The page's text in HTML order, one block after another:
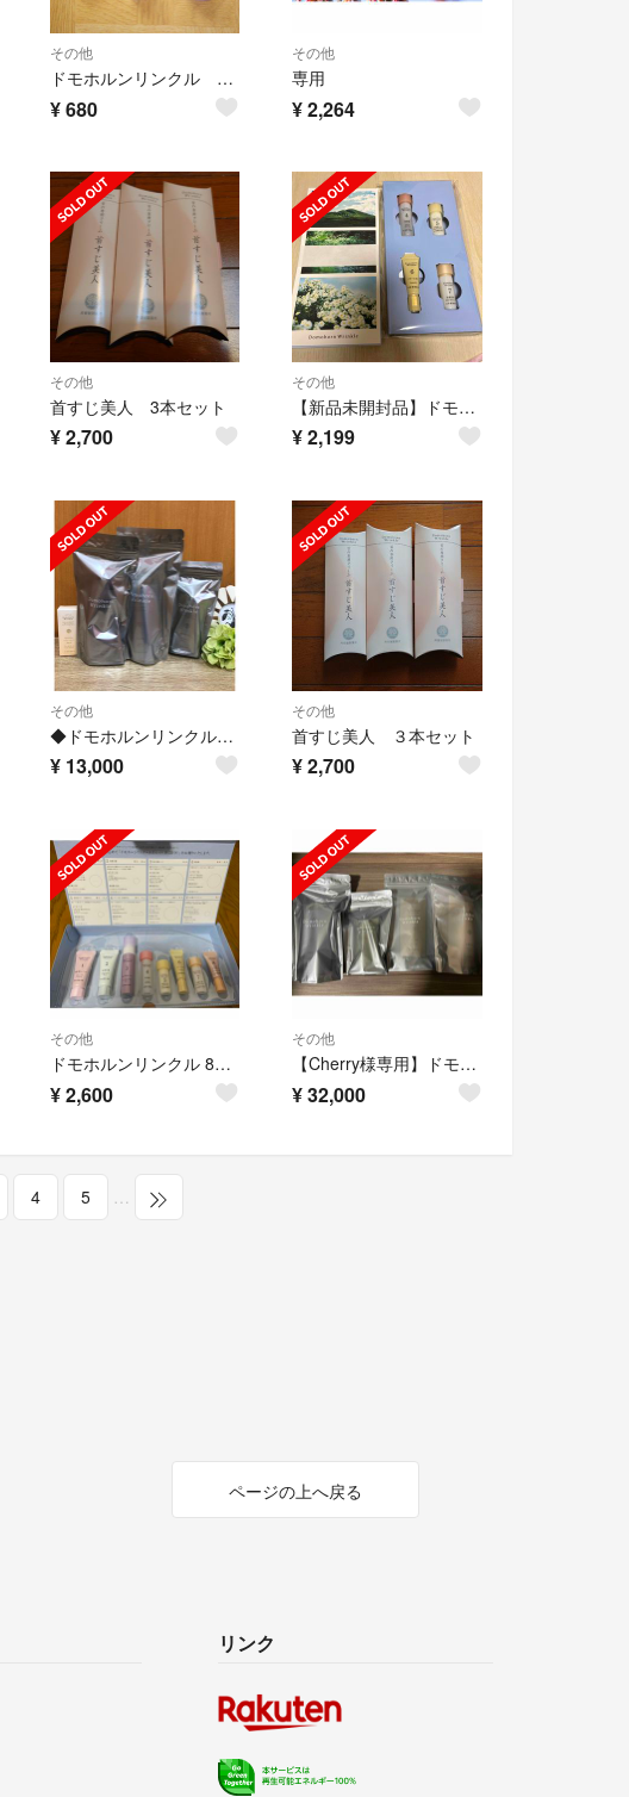
その他
ドモホルンリンクル 光対策ドレスクリーム、化粧落としジェル、泡の柔肌パック
¥680
その他
専用
¥2,264
その他
首すじ美人 3本セット
¥2,700
その他
【新品未開封品】ドモホルンリンクル お試し基本4点セット 約3日分
¥2,199
その他
◆ドモホルンリンクル パック＋保湿＋美活＋おまけセット
¥ 13,000
その他
首すじ美人 ３本セット
¥2,700
その他
ドモホルンリンクル 8点セット（3日分）
¥2,600
その他
【Cherry様専用】ドモホルンリンクル 基本4点セット
¥32,000
4 5 …
ページの上へ戻る
リンク